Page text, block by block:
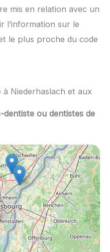
mis en relation avec un
l’information sur le
le plus proche du code
à Niederhaslach et aux
dentiste ou dentistes de